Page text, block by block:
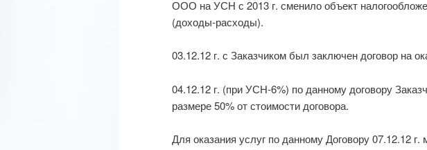
ООО на УСН с 2013 г. сменило объект
(доходы-расходы).
03.12.12 г. с Заказчиком был заключен договор на
04.12.12 г. (при УСН-6%) по данному договору
размере 50% от стоимости договора.
Для оказания услуг по данному Договору 07.12.12